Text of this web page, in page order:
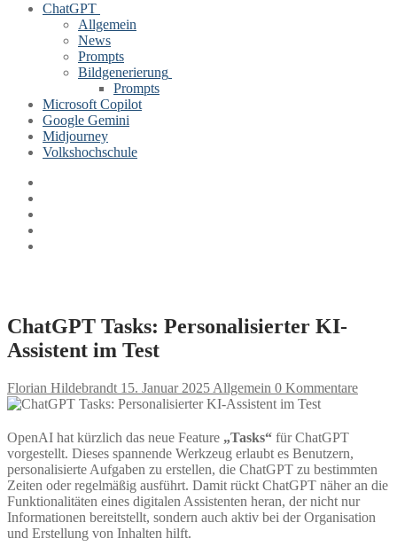
ChatGPT
Allgemein
News
Prompts
Bildgenerierung
Prompts
Microsoft Copilot
Google Gemini
Midjourney
Volkshochschule
ChatGPT Tasks: Personalisierter KI-
Assistent im Test
Florian Hildebrandt 15. Januar 2025 Allgemein 0 Kommentare
OpenAI hat kürzlich das neue Feature „Tasks“ für ChatGPT
vorgestellt. Dieses spannende Werkzeug erlaubt es Benutzern,
personalisierte Aufgaben zu erstellen, die ChatGPT zu bestimmten
Zeiten oder regelmäßig ausführt. Damit rückt ChatGPT näher an die
Funktionalitäten eines digitalen Assistenten heran, der nicht nur
Informationen bereitstellt, sondern auch aktiv bei der Organisation
und Erstellung von Inhalten hilft.